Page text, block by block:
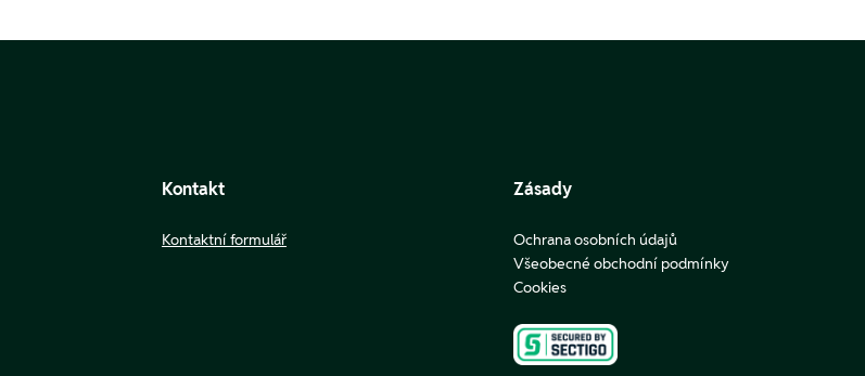
Kontakt
Kontaktní formulář
Zásady
Ochrana osobních údajů
Všeobecné obchodní podmínky
Cookies